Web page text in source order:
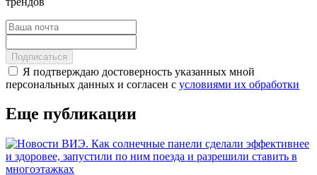
Подписаться
Я подтверждаю достоверность указанных мной
персональных данных и согласен с условиями их обработки
Еще публикации